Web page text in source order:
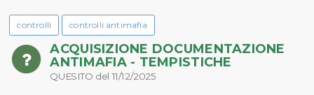
controlli controlli antimafia
ACQUISIZIONE DOCUMENTAZIONE
ANTIMAFIA - TEMPISTICHE
QUESITO del 11/12/2025